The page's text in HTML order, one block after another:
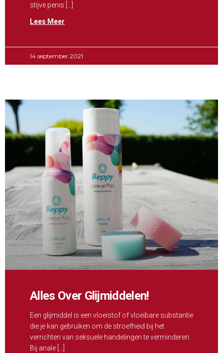
stijve penis […]
Lees Meer
14 september 2021
Alles Over Glijmiddelen!
Een glijmiddel is een vloeistof of vloeibare substantie
die je kan gebruiken om de stroefheid bij het
verrichten van seksuele handelingen te verminderen.
Bij anale […]